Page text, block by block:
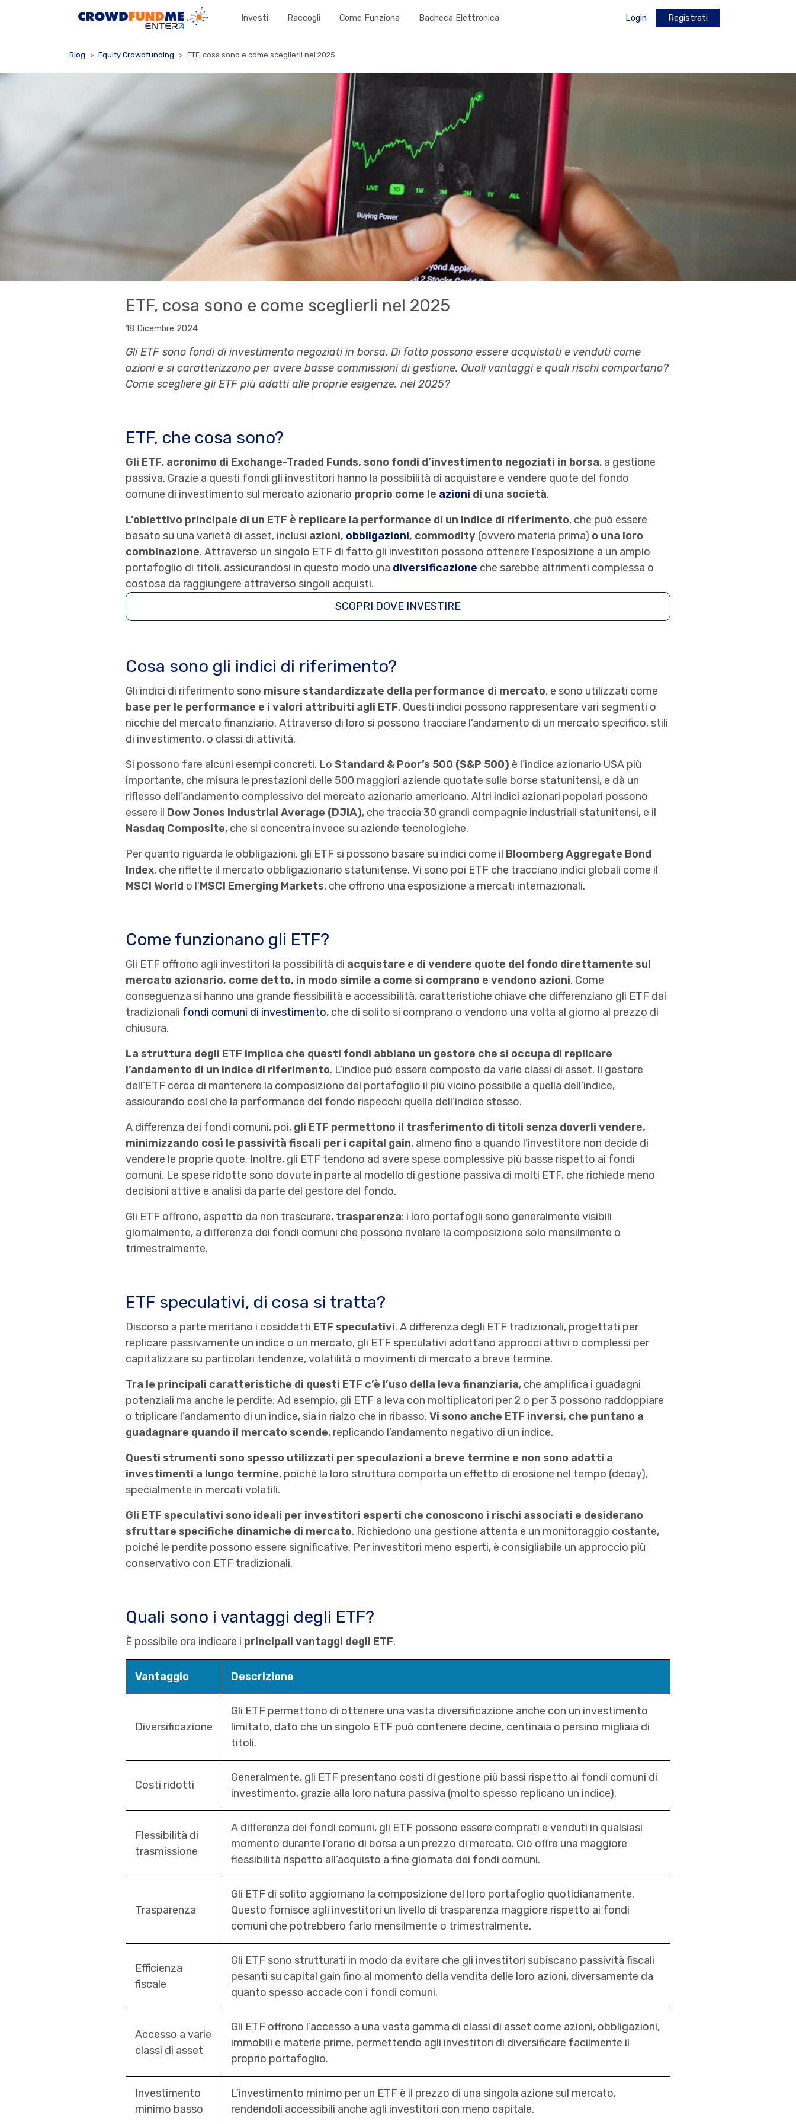
Investi Raccogli Come Funziona Bacheca Elettronica Login Registrati
Blog Equity Crowdfunding ETF, cosa sono e come sceglierli nel 2025
ETF, cosa sono e come sceglierli nel 2025
18 Dicembre 2024
Gli ETF sono fondi di investimento negoziati in borsa. Di fatto possono essere acquistati e venduti come
azioni e si caratterizzano per avere basse commissioni di gestione. Quali vantaggi e quali rischi comportano?
Come scegliere gli ETF più adatti alle proprie esigenze, nel 2025?
ETF, che cosa sono?
Gli ETF, acronimo di Exchange-Traded Funds, sono fondi d’investimento negoziati in borsa, a gestione
passiva. Grazie a questi fondi gli investitori hanno la possibilità di acquistare e vendere quote del fondo
comune di investimento sul mercato azionario proprio come le azioni di una società.
L’obiettivo principale di un ETF è replicare la performance di un indice di riferimento, che può essere
basato su una varietà di asset, inclusi azioni, obbligazioni, commodity (ovvero materia prima) o una loro
combinazione. Attraverso un singolo ETF di fatto gli investitori possono ottenere l’esposizione a un ampio
portafoglio di titoli, assicurandosi in questo modo una diversificazione che sarebbe altrimenti complessa o
costosa da raggiungere attraverso singoli acquisti.
SCOPRI DOVE INVESTIRE
Cosa sono gli indici di riferimento?
Gli indici di riferimento sono misure standardizzate della performance di mercato, e sono utilizzati come
base per le performance e i valori attribuiti agli ETF. Questi indici possono rappresentare vari segmenti o
nicchie del mercato finanziario. Attraverso di loro si possono tracciare l’andamento di un mercato specifico, stili
di investimento, o classi di attività.
Si possono fare alcuni esempi concreti. Lo Standard & Poor’s 500 (S&P 500) è l’indice azionario USA più
importante, che misura le prestazioni delle 500 maggiori aziende quotate sulle borse statunitensi, e dà un
riflesso dell’andamento complessivo del mercato azionario americano. Altri indici azionari popolari possono
essere il Dow Jones Industrial Average (DJIA), che traccia 30 grandi compagnie industriali statunitensi, e il
Nasdaq Composite, che si concentra invece su aziende tecnologiche.
Per quanto riguarda le obbligazioni, gli ETF si possono basare su indici come il Bloomberg Aggregate Bond
Index, che riflette il mercato obbligazionario statunitense. Vi sono poi ETF che tracciano indici globali come il
MSCI World o l’MSCI Emerging Markets, che offrono una esposizione a mercati internazionali.
Come funzionano gli ETF?
Gli ETF offrono agli investitori la possibilità di acquistare e di vendere quote del fondo direttamente sul
mercato azionario, come detto, in modo simile a come si comprano e vendono azioni. Come
conseguenza si hanno una grande flessibilità e accessibilità, caratteristiche chiave che differenziano gli ETF dai
tradizionali fondi comuni di investimento, che di solito si comprano o vendono una volta al giorno al prezzo di
chiusura.
La struttura degli ETF implica che questi fondi abbiano un gestore che si occupa di replicare
l’andamento di un indice di riferimento. L’indice può essere composto da varie classi di asset. Il gestore
dell’ETF cerca di mantenere la composizione del portafoglio il più vicino possibile a quella dell’indice,
assicurando così che la performance del fondo rispecchi quella dell’indice stesso.
A differenza dei fondi comuni, poi, gli ETF permettono il trasferimento di titoli senza doverli vendere,
minimizzando così le passività fiscali per i capital gain, almeno fino a quando l’investitore non decide di
vendere le proprie quote. Inoltre, gli ETF tendono ad avere spese complessive più basse rispetto ai fondi
comuni. Le spese ridotte sono dovute in parte al modello di gestione passiva di molti ETF, che richiede meno
decisioni attive e analisi da parte del gestore del fondo.
Gli ETF offrono, aspetto da non trascurare, trasparenza: i loro portafogli sono generalmente visibili
giornalmente, a differenza dei fondi comuni che possono rivelare la composizione solo mensilmente o
trimestralmente.
ETF speculativi, di cosa si tratta?
Discorso a parte meritano i cosiddetti ETF speculativi. A differenza degli ETF tradizionali, progettati per
replicare passivamente un indice o un mercato, gli ETF speculativi adottano approcci attivi o complessi per
capitalizzare su particolari tendenze, volatilità o movimenti di mercato a breve termine.
Tra le principali caratteristiche di questi ETF c’è l’uso della leva finanziaria, che amplifica i guadagni
potenziali ma anche le perdite. Ad esempio, gli ETF a leva con moltiplicatori per 2 o per 3 possono raddoppiare
o triplicare l’andamento di un indice, sia in rialzo che in ribasso. Vi sono anche ETF inversi, che puntano a
guadagnare quando il mercato scende, replicando l’andamento negativo di un indice.
Questi strumenti sono spesso utilizzati per speculazioni a breve termine e non sono adatti a
investimenti a lungo termine, poiché la loro struttura comporta un effetto di erosione nel tempo (decay),
specialmente in mercati volatili.
Gli ETF speculativi sono ideali per investitori esperti che conoscono i rischi associati e desiderano
sfruttare specifiche dinamiche di mercato. Richiedono una gestione attenta e un monitoraggio costante,
poiché le perdite possono essere significative. Per investitori meno esperti, è consigliabile un approccio più
conservativo con ETF tradizionali.
Quali sono i vantaggi degli ETF?
È possibile ora indicare i principali vantaggi degli ETF.
Vantaggio Descrizione
Diversificazione
Gli ETF permettono di ottenere una vasta diversificazione anche con un investimento
limitato, dato che un singolo ETF può contenere decine, centinaia o persino migliaia di
titoli.
Costi ridotti
Generalmente, gli ETF presentano costi di gestione più bassi rispetto ai fondi comuni di
investimento, grazie alla loro natura passiva (molto spesso replicano un indice).
Flessibilità di
trasmissione
A differenza dei fondi comuni, gli ETF possono essere comprati e venduti in qualsiasi
momento durante l’orario di borsa a un prezzo di mercato. Ciò offre una maggiore
flessibilità rispetto all’acquisto a fine giornata dei fondi comuni.
Trasparenza
Gli ETF di solito aggiornano la composizione del loro portafoglio quotidianamente.
Questo fornisce agli investitori un livello di trasparenza maggiore rispetto ai fondi
comuni che potrebbero farlo mensilmente o trimestralmente.
Efficienza
fiscale
Gli ETF sono strutturati in modo da evitare che gli investitori subiscano passività fiscali
pesanti su capital gain fino al momento della vendita delle loro azioni, diversamente da
quanto spesso accade con i fondi comuni.
Accesso a varie
classi di asset
Gli ETF offrono l’accesso a una vasta gamma di classi di asset come azioni, obbligazioni,
immobili e materie prime, permettendo agli investitori di diversificare facilmente il
proprio portafoglio.
Investimento
minimo basso
L’investimento minimo per un ETF è il prezzo di una singola azione sul mercato,
rendendoli accessibili anche agli investitori con meno capitale.